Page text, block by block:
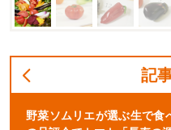
記
野菜ソムリエが選ぶ生で食